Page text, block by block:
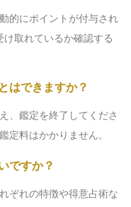
的にポイントが付与され
け取れているか確認する
はできますか？
、鑑定を終了してくださ
定料はかかりません。
ですか？
ぞれの特徴や得意占術な